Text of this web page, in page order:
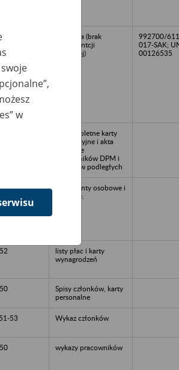
osobowa (brak
dokumentcji
płacowej)
992700/
017-SAK;
00126535
Niekompletne karty
ewidencyjne i akta
osobowe
pracowników DPM i
zakładów podległych
dokumenty osobowe i
płacowe.
listy płac i karty
wynagrodzeń
Spisy członków, karty
personalne
53 Wykaz członków
wykazy pracowników
w